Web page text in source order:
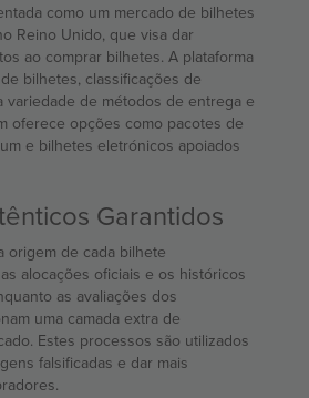
como um mercado de bilhetes
Reino Unido, que visa dar
ao comprar bilhetes. A plataforma
bilhetes, classificações de
variedade de métodos de entrega e
oferece opções como pacotes de
e bilhetes eletrónicos apoiados
Garantidos
origem de cada bilhete
alocações oficiais e os históricos
as avaliações dos
uma camada extra de
Estes processos são utilizados
falsificadas e dar mais